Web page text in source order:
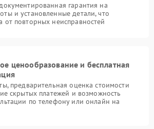
гарантия на
и установленные детали, что
от повторных неисправностей
ценообразование и бесплатная
предварительная оценка стоимости
скрытых платежей и возможность
по телефону или онлайн на